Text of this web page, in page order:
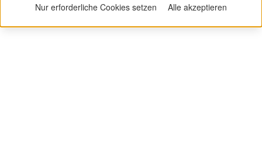
Nur erforderliche Cookies setzen Alle akzeptieren